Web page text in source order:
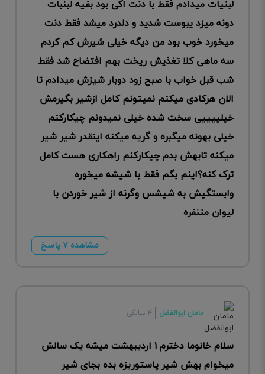
لبنیات میدادم فقط با دنت اکی بود بفیه لبنبات
دونه میزد یبوست شدید و دلدرد میشد فقط دنت
میخورد خوب بود من دیگه خیلی شیرش کم کردم
سه ماهی کلا تغذیش ریخت بهم افتضاح شد فقط
شب قبل خواب با صبح زود دوبار شیزش میدادم تا
الان هرکادی میکنم نمیتونم کامل ازشیر بگیرمش
خیلییییی سخت شده خیلی نمیدونم چیکارکنم
خیلی بهونه میگبره و گریه میکنه اینقدر شیر شیر
میکنه تابهش بدم چیکارکنم راهکاری هست کامل
ترک کنه؟اینم بگم فقط با شیشه میخوره
وابستگیش به شیشس وگرنه از شیر خوردن با
لیوان متنفره
مشاهده ۷ پاسخ
مامان ابوالفضل ۴ سالگی
سلام خانوما دخترم ۱ اردیبهشت میشه یک سالش
میخوام بهش شیر پاستوریزه بده بجای شیر